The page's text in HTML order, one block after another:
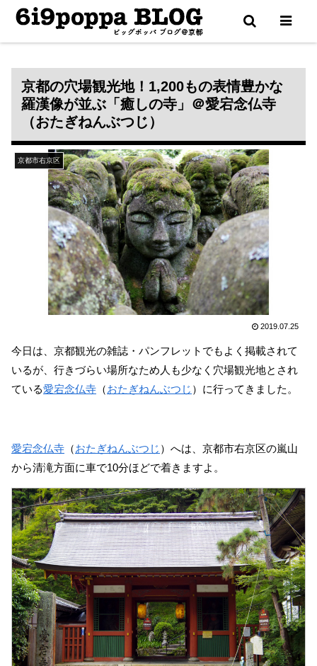
更新通知は X（Twitter） で配信中
京都の穴場観光地！1,200もの表情豊かな
羅漢像が並ぶ「癒しの寺」＠愛宕念仏寺
（おたぎねんぶつじ）
京都市右京区
2019.07.25
今日は、京都観光の雑誌・パンフレットでもよく掲載されて
いるが、行きづらい場所なため人も少なく穴場観光地とされ
ている愛宕念仏寺 （おたぎねんぶつじ ）に行ってきました。
愛宕念仏寺 （おたぎねんぶつじ ）へは、京都市右京区の嵐山
から清滝方面に車で10分ほどで着きますよ。